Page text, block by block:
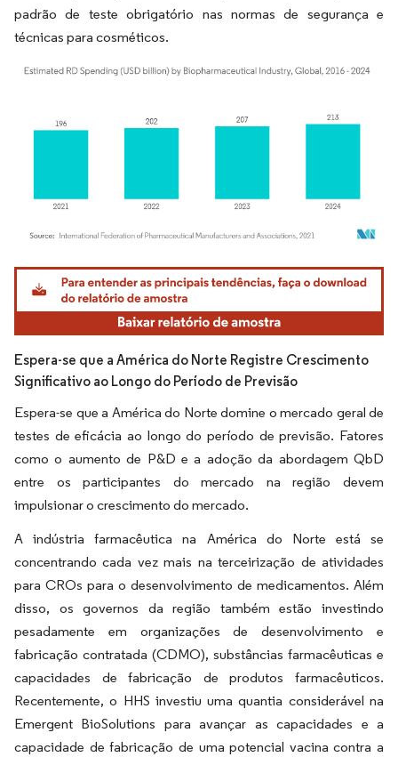
padrão de teste obrigatório nas normas de segurança e
técnicas para cosméticos.
Imagem © Mordor Intelligence. O reuso requer atribuição conforme CC BY 4.0.
Espera-se que a América do Norte Registre Crescimento
Significativo ao Longo do Período de Previsão
Espera-se que a América do Norte domine o mercado geral de
testes de eficácia ao longo do período de previsão. Fatores
como o aumento de P&D e a adoção da abordagem QbD
entre os participantes do mercado na região devem
impulsionar o crescimento do mercado.
A indústria farmacêutica na América do Norte está se
concentrando cada vez mais na terceirização de atividades
para CROs para o desenvolvimento de medicamentos. Além
disso, os governos da região também estão investindo
pesadamente em organizações de desenvolvimento e
fabricação contratada (CDMO), substâncias farmacêuticas e
capacidades de fabricação de produtos farmacêuticos.
Recentemente, o HHS investiu uma quantia considerável na
Emergent BioSolutions para avançar as capacidades e a
capacidade de fabricação de uma potencial vacina contra a